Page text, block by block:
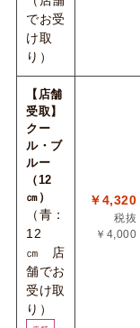
でお受
け取
り）
【店舗
受取】
クー
ル・ブ
ルー
（12
㎝）
（青：
12
㎝ 店
舗でお
受け取
り）
￥4,320
税抜
￥4,000